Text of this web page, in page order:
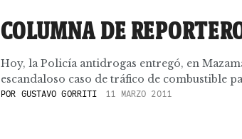
COLUMNA DE
Hoy, la Policía antidrogas entregó, en
escandaloso caso de tráfico de combustible
POR GUSTAVO GORRITI 11 MARZO 2011